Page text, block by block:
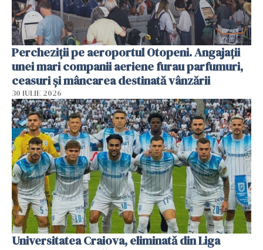
Percheziții pe aeroportul Otopeni. Angajații
unei mari companii aeriene furau parfumuri,
ceasuri și mâncarea destinată vânzării
30 IULIE 2026
Universitatea Craiova, eliminată din Liga